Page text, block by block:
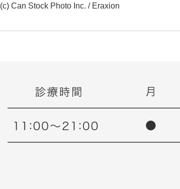
(c) Can Stock Photo Inc. / Eraxion